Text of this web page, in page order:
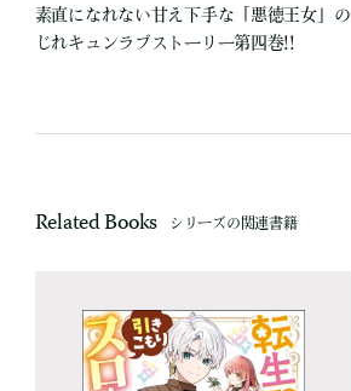
素直になれない甘え下手な「悪徳王女」の
じれキュンラブストーリー第四巻!!
Related Books シリーズの関連書籍